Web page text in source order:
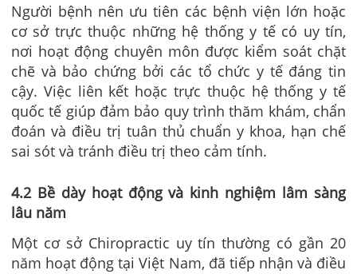
Người bệnh nên ưu tiên các bệnh viện lớn hoặc
cơ sở trực thuộc những hệ thống y tế có uy tín,
nơi hoạt động chuyên môn được kiểm soát chặt
chẽ và bảo chứng bởi các tổ chức y tế đáng tin
cậy. Việc liên kết hoặc trực thuộc hệ thống y tế
quốc tế giúp đảm bảo quy trình thăm khám, chẩn
đoán và điều trị tuân thủ chuẩn y khoa, hạn chế
sai sót và tránh điều trị theo cảm tính.
4.2 Bề dày hoạt động và kinh nghiệm lâm sàng
lâu năm
Một cơ sở Chiropractic uy tín thường có gần 20
năm hoạt động tại Việt Nam, đã tiếp nhận và điều